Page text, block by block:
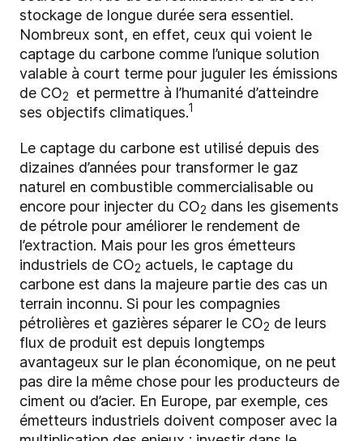
stockage de longue durée sera essentiel.
Nombreux sont, en effet, ceux qui voient le
captage du carbone comme l’unique solution
valable à court terme pour juguler les émissions
de CO2
et permettre à l’humanité d’atteindre
ses objectifs climatiques.1
Le captage du carbone est utilisé depuis des
dizaines d’années pour transformer le gaz
naturel en combustible commercialisable ou
encore pour injecter du CO2 dans les gisements
de pétrole pour améliorer le rendement de
l’extraction. Mais pour les gros émetteurs
industriels de CO2 actuels, le captage du
carbone est dans la majeure partie des cas un
terrain inconnu. Si pour les compagnies
pétrolières et gazières séparer le CO2 de leurs
flux de produit est depuis longtemps
avantageux sur le plan économique, on ne peut
pas dire la même chose pour les producteurs de
ciment ou d’acier. En Europe, par exemple, ces
émetteurs industriels doivent composer avec la